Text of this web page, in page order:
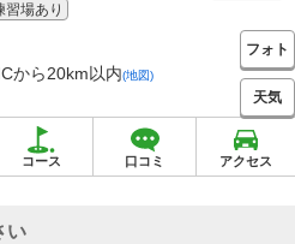
習場あり
から20km以内(地図)
フォト
天気
コース 口コミ アクセス
い